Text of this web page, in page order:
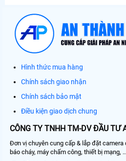
Hình thức mua hàng
Chính sách giao nhận
Chính sách bảo mật
Điều kiện giao dịch chung
CÔNG TY TNHH TM-DV ĐẦU TƯ
Đơn vị chuyên cung cấp & lắp đặt camera
báo cháy, máy chấm công, thiết bị mạng,